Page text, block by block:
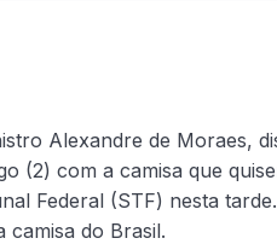
Alexandre de Moraes,
(2) com a camisa que
Federal (STF) nesta
camisa do Brasil.